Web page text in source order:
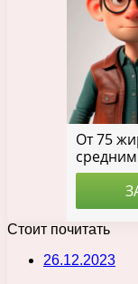
Стоит почитать
26.12.2023